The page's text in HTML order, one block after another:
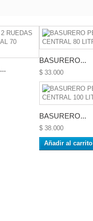
BASURERO...
$ 33.000
BASURERO...
$ 38.000
Añadir al carrito